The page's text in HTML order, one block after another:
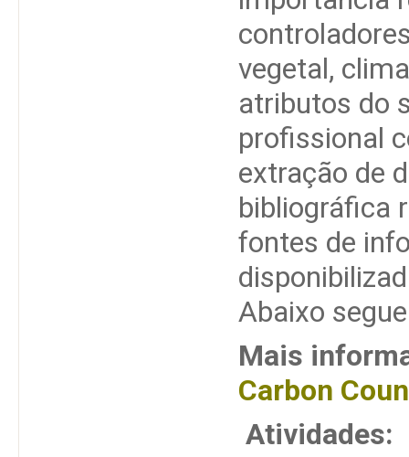
vegetal,
atributos do
profissional
extração de
bibliográfica
fontes de
Abaixo
Mais
Carbon
Atividades: